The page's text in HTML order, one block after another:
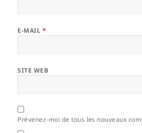
E-MAIL *
SITE WEB
Prévenez-moi de tous les nouveaux